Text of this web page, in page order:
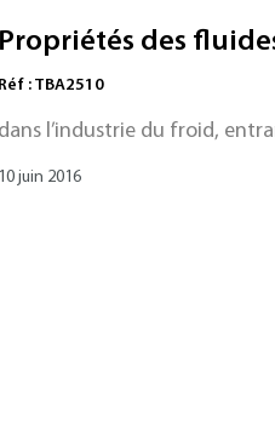
dans la compression
Propriétés des
Réf : TBA2510
dans l’industrie du froid,
10 juin 2016